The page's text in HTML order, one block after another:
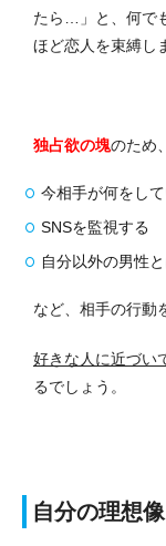
たら…」と、何で
ほど恋人を束縛し
独占欲の塊のため、
今相手が何をし
SNSを監視する
自分以外の男性
など、相手の行動
好きな人に近づい
るでしょう。
自分の理想